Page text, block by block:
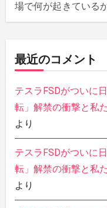
場で何が起きている
最近のコメント
テスラFSDがついに
転」解禁の衝撃と私
より
テスラFSDがついに
転」解禁の衝撃と私
より